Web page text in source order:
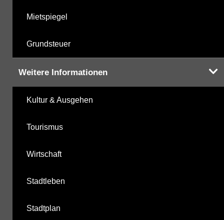
Mietspiegel
Grundsteuer
Weitere Informationen
Kultur & Ausgehen
Tourismus
Wirtschaft
Stadtleben
Stadtplan